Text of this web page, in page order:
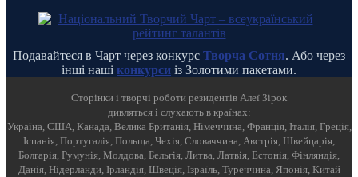
Подавайтеся в Чарт через конкурс Творча Сотня. Або через
інші наші конкурси із Золотими пакетами.
Cторінки і творчі роботи резидентів Алеї Зірок
дивляться і слухають в країнах:
Україна, США, Канада, Велика Британія, Німеччина, Франція, Італія, Греція,
Іспанія, Португалія, Польща, Чехія, Словаччина, Австрія, Швейцарія,
Болгарія, Румунія, Молдова, Бельгія, Литва, Латвія, Естонія, Фінляндія,
Данія, Нідерланди, Ірландія, Швеція, Ізраїль, Туреччина, Японія, Китай